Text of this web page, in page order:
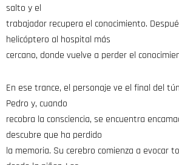
salto y el
trabajador recupera el conocimiento.
helicóptero al hospital más
cercano, donde vuelve a perder el
En ese trance, el personaje ve el final del
Pedro y, cuando
recobra la consciencia, se encuentra
descubre que ha perdido
la memoria. Su cerebro comienza a evocar